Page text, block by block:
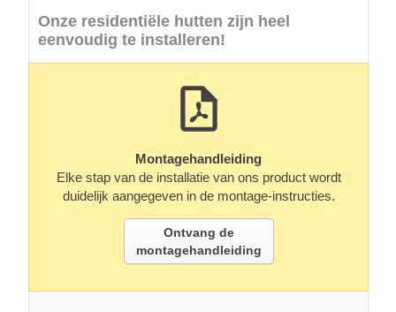
Onze residentiële hutten zijn heel
eenvoudig te installeren!
Montagehandleiding
Elke stap van de installatie van ons product wordt
duidelijk aangegeven in de montage-instructies.
Ontvang de
montagehandleiding